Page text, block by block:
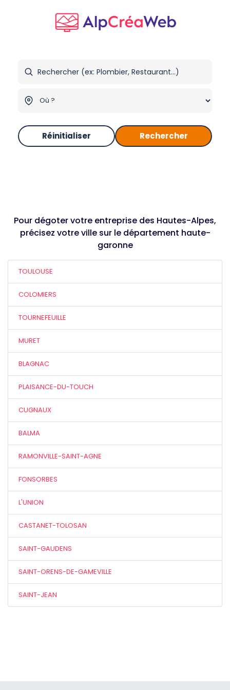
Réinitialiser Rechercher
Pour dégoter votre entreprise des Hautes-Alpes,
précisez votre ville sur le département haute-
garonne
TOULOUSE
COLOMIERS
TOURNEFEUILLE
MURET
BLAGNAC
PLAISANCE-DU-TOUCH
CUGNAUX
BALMA
RAMONVILLE-SAINT-AGNE
FONSORBES
L'UNION
CASTANET-TOLOSAN
SAINT-GAUDENS
SAINT-ORENS-DE-GAMEVILLE
SAINT-JEAN